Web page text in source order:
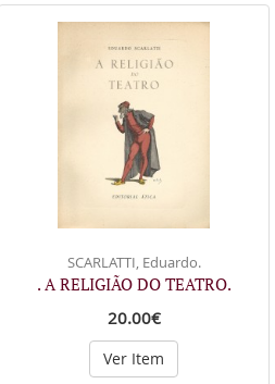
SCARLATTI, Eduardo.
. A RELIGIÃO DO TEATRO.
20.00€
Ver Item